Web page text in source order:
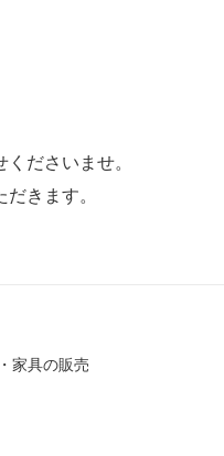
ださいませ。
きます。
家具の販売